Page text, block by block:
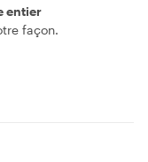
entier
façon.